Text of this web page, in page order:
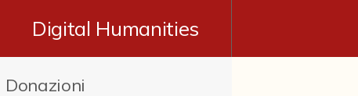
Digital Humanities
Donazioni